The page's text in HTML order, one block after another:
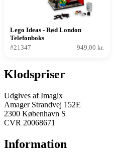
Lego Ideas - Rød London
Telefonboks
#21347
949,00 kr.
Klodspriser
Udgives af Imagix
Amager Strandvej 152E
2300 København S
CVR 20068671
Information